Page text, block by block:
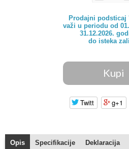
Prodajni podsticaj
važi u periodu od
31.12.2026.
do isteka
Twitt g+1
Opis Specifikacije Deklaracija